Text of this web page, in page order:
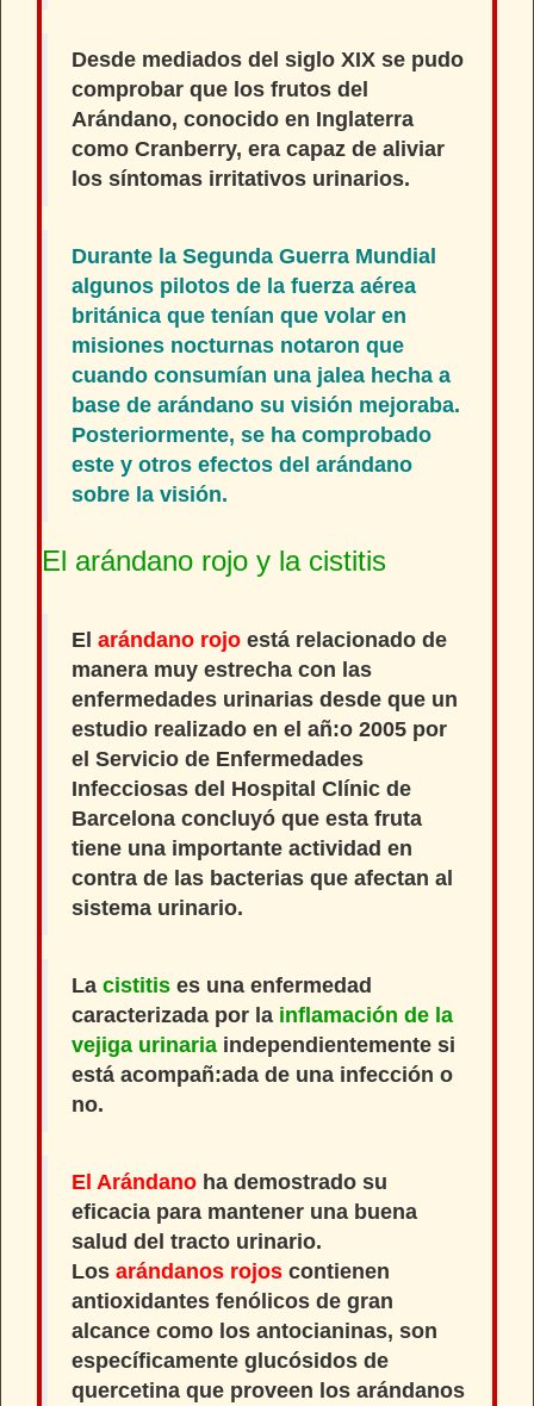
Desde mediados del siglo XIX se pudo
comprobar que los frutos del
Arándano, conocido en Inglaterra
como Cranberry, era capaz de aliviar
los síntomas irritativos urinarios.
Durante la Segunda Guerra Mundial
algunos pilotos de la fuerza aérea
británica que tenían que volar en
misiones nocturnas notaron que
cuando consumían una jalea hecha a
base de arándano su visión mejoraba.
Posteriormente, se ha comprobado
este y otros efectos del arándano
sobre la visión.
El arándano rojo y la cistitis
El arándano rojo está relacionado de
manera muy estrecha con las
enfermedades urinarias desde que un
estudio realizado en el añ:o 2005 por
el Servicio de Enfermedades
Infecciosas del Hospital Clínic de
Barcelona concluyó que esta fruta
tiene una importante actividad en
contra de las bacterias que afectan al
sistema urinario.
La cistitis es una enfermedad
caracterizada por la inflamación de la
vejiga urinaria independientemente si
está acompañ:ada de una infección o
no.
El Arándano ha demostrado su
eficacia para mantener una buena
salud del tracto urinario.
Los arándanos rojos contienen
antioxidantes fenólicos de gran
alcance como los antocianinas, son
específicamente glucósidos de
quercetina que proveen los arándanos